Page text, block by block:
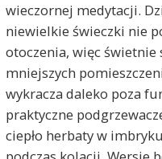
wieczornej medytacji.
niewielkie świeczki nie
otoczenia, więc świetnie
mniejszych
wykracza daleko poza
praktyczne
ciepło herbaty w